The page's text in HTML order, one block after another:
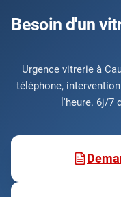
Besoin d'un
Urgence vitrerie à
téléphone,
l'heure. 6j/7